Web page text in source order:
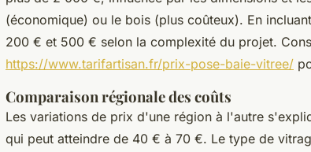
(économique) ou le bois (plus coûteux). En
200 € et 500 € selon la complexité du projet.
https://www.tarifartisan.fr/prix-pose-baie-vitree/
Comparaison régionale des coûts
Les variations de prix d'une région à l'autre
qui peut atteindre de 40 € à 70 €. Le type de